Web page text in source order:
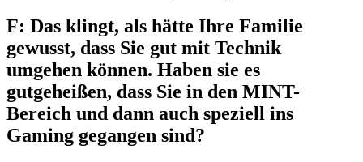
F: Das klingt, als hätte Ihre Familie
gewusst, dass Sie gut mit Technik
umgehen können. Haben sie es
gutgeheißen, dass Sie in den MINT-
Bereich und dann auch speziell ins
Gaming gegangen sind?